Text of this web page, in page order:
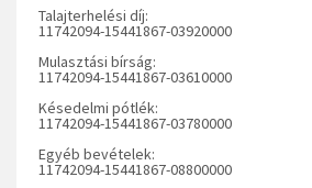
Talajterhelési díj:
11742094-15441867-03920000
Mulasztási bírság:
11742094-15441867-03610000
Késedelmi pótlék:
11742094-15441867-03780000
Egyéb bevételek:
11742094-15441867-08800000